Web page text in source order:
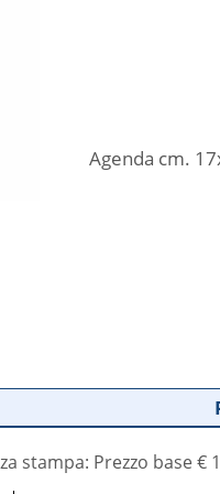
Agenda cm.
stampa: Prezzo base €